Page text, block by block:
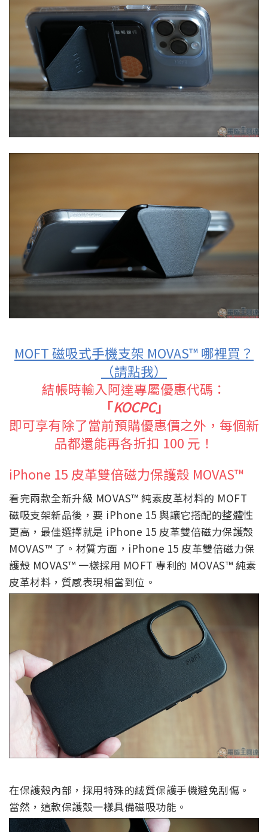
MOFT 磁吸式手機支架 MOVAS™ 哪裡買？
（請點我）
結帳時輸入阿達專屬優惠代碼：
「KOCPC」
即可享有除了當前預購優惠價之外，每個新
品都還能再各折扣 100 元！
iPhone 15 皮革雙倍磁力保護殼 MOVAS™
看完兩款全新升級 MOVAS™ 純素皮革材料的 MOFT
磁吸支架新品後，要 iPhone 15 與讓它搭配的整體性
更高，最佳選擇就是 iPhone 15 皮革雙倍磁力保護殼
MOVAS™ 了。材質方面，iPhone 15 皮革雙倍磁力保
護殼 MOVAS™ 一樣採用 MOFT 專利的 MOVAS™ 純素
皮革材料，質感表現相當到位。
在保護殼內部，採用特殊的絨質保護手機避免刮傷。
當然，這款保護殼一樣具備磁吸功能。